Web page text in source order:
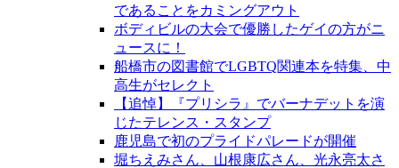
であることをカミングアウト
ボディビルの大会で優勝したゲイの方がニ
ュースに！
船橋市の図書館でLGBTQ関連本を特集、中
高生がセレクト
【追悼】『プリシラ』でバーナデットを演
じたテレンス・スタンプ
鹿児島で初のプライドパレードが開催
堀ちえみさん、山根康広さん、光永亮太さ